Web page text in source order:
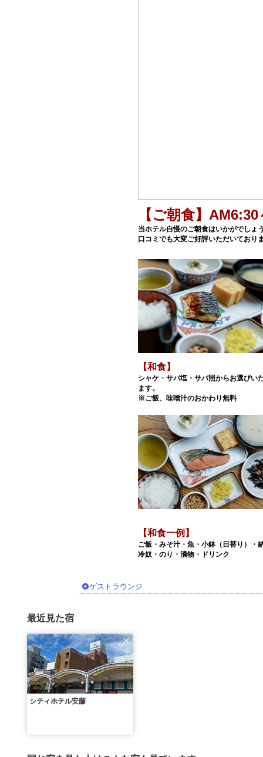
【ご朝食】
当ホテル自慢のご朝食はいかがでしょ
口コミでも大変ご好評いただいており
【和食】
シャケ・サバ塩・サバ照からお選びい
ます。
※ご飯、味噌汁のおかわり無料
【和食一例】
ご飯・みそ汁・魚・小鉢（日替り）・
冷奴・のり・漬物・ドリンク
ゲストラウンジ
最近見た宿
シティホテル安藤